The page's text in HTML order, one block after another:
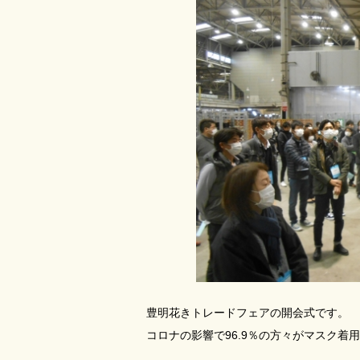
豊明花きトレードフェアの開会式です。
コロナの影響で96.9％の方々がマスク着